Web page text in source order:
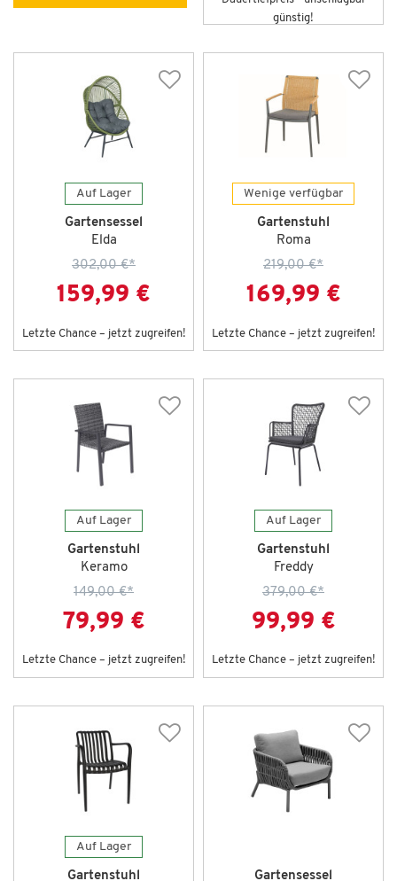
günstig!
Auf Lager
Gartensessel
Elda
302,00 €*
159,99 €
Letzte Chance – jetzt zugreifen!
Wenige verfügbar
Gartenstuhl
Roma
219,00 €*
169,99 €
Letzte Chance – jetzt zugreifen!
Auf Lager
Gartenstuhl
Keramo
149,00 €*
79,99 €
Letzte Chance – jetzt zugreifen!
Auf Lager
Gartenstuhl
Freddy
379,00 €*
99,99 €
Letzte Chance – jetzt zugreifen!
Auf Lager
Gartenstuhl Gartensessel